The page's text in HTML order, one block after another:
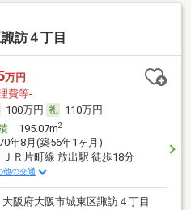
訪４丁目
万円
費等-
100万円
110万円
195.07m2
年8月(築56年1ヶ月)
ＪＲ片町線 放出駅 徒歩18分
他の交通
大阪府大阪市城東区諏訪４丁目